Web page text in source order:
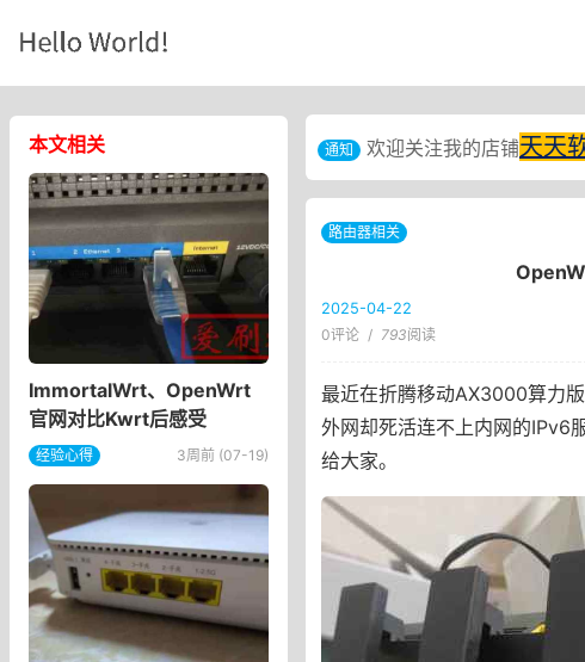
本文相关
ImmortalWrt、OpenWrt
官网对比Kwrt后感受
经验心得 3周前 (07-19)
通知 欢迎关注我的店铺天天
路由器相关
2025-04-22
0评论 / 793阅读
最近在折腾移动AX3000算力
外网却死活连不上内网的IPv6
给大家。